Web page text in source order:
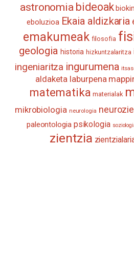
astronomia bideoak
eboluzioa Ekaia aldizkaria
emakumeak filosofia
geologia historia hizkuntzalaritza
ingeniaritza ingurumena
aldaketa laburpena
matematika materialak
mikrobiologia neurologia
paleontologia psikologia
zientzia